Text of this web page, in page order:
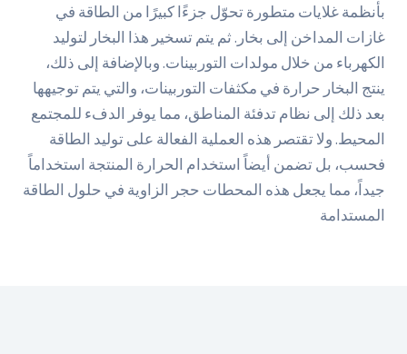
بأنظمة غلايات متطورة تحوّل جزءًا كبيرًا من الطاقة في
غازات المداخن إلى بخار. ثم يتم تسخير هذا البخار لتوليد
الكهرباء من خلال مولدات التوربينات. وبالإضافة إلى ذلك،
ينتج البخار حرارة في مكثفات التوربينات، والتي يتم توجيهها
بعد ذلك إلى نظام تدفئة المناطق، مما يوفر الدفء للمجتمع
المحيط. ولا تقتصر هذه العملية الفعالة على توليد الطاقة
فحسب، بل تضمن أيضاً استخدام الحرارة المنتجة استخداماً
جيداً، مما يجعل هذه المحطات حجر الزاوية في حلول الطاقة
المستدامة